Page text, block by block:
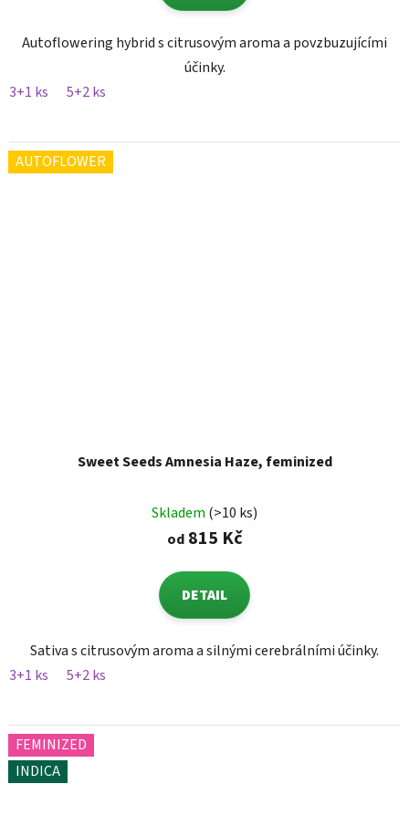
Autoflowering hybrid s citrusovým aroma a povzbuzujícími
účinky.
3+1 ks
5+2 ks
AUTOFLOWER
Sweet Seeds Amnesia Haze, feminized
Skladem (>10 ks)
od815 Kč
DETAIL
Sativa s citrusovým aroma a silnými cerebrálními účinky.
3+1 ks
5+2 ks
FEMINIZED
INDICA